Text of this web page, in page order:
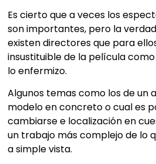
Es cierto que a veces los
son importantes, pero la
existen directores que para
insustituible de la película
lo enfermizo.
Algunos temas como los de un
modelo en concreto o cual es
cambiarse e localización en
un trabajo más complejo de lo
a simple vista.